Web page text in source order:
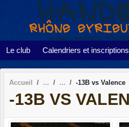
Le club Calendriers et inscriptions
Accueil -13B vs Valence
-13B VS
Panneau de gestion des cookies